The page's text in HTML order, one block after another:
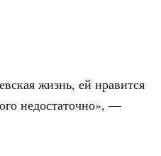
жизнь, ей нравится
недостаточно», —